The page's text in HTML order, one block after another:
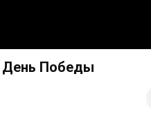
4 Тай-брейк День Победы